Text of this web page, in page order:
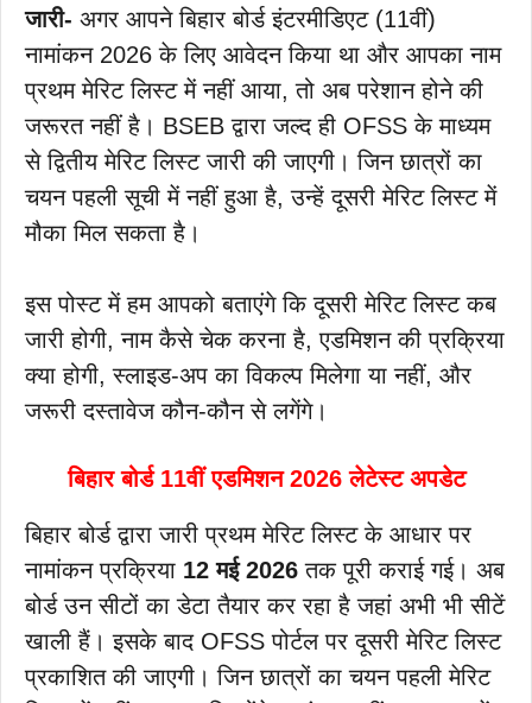
जारी- अगर आपने बिहार बोर्ड इंटरमीडिएट (11वीं)
नामांकन 2026 के लिए आवेदन किया था और आपका नाम
प्रथम मेरिट लिस्ट में नहीं आया, तो अब परेशान होने की
जरूरत नहीं है। BSEB द्वारा जल्द ही OFSS के माध्यम
से द्वितीय मेरिट लिस्ट जारी की जाएगी। जिन छात्रों का
चयन पहली सूची में नहीं हुआ है, उन्हें दूसरी मेरिट लिस्ट में
मौका मिल सकता है।
इस पोस्ट में हम आपको बताएंगे कि दूसरी मेरिट लिस्ट कब
जारी होगी, नाम कैसे चेक करना है, एडमिशन की प्रक्रिया
क्या होगी, स्लाइड-अप का विकल्प मिलेगा या नहीं, और
जरूरी दस्तावेज कौन-कौन से लगेंगे।
बिहार बोर्ड 11वीं एडमिशन 2026 लेटेस्ट अपडेट
बिहार बोर्ड द्वारा जारी प्रथम मेरिट लिस्ट के आधार पर
नामांकन प्रक्रिया 12 मई 2026 तक पूरी कराई गई। अब
बोर्ड उन सीटों का डेटा तैयार कर रहा है जहां अभी भी सीटें
खाली हैं। इसके बाद OFSS पोर्टल पर दूसरी मेरिट लिस्ट
प्रकाशित की जाएगी। जिन छात्रों का चयन पहली मेरिट